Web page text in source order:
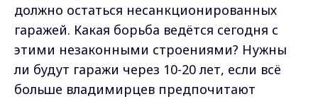
должно остаться несанкционированных
гаражей. Какая борьба ведётся сегодня с
этими незаконными строениями? Нужны
ли будут гаражи через 10-20 лет, если всё
больше владимирцев предпочитают